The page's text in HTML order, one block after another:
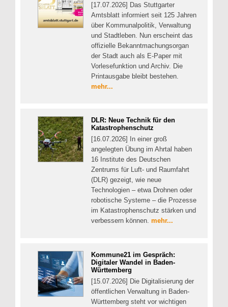
[17.07.2026] Das Stuttgarter
Amtsblatt informiert seit 125 Jahren
über Kommunalpolitik, Verwaltung
und Stadtleben. Nun erscheint das
offizielle Bekanntmachungsorgan
der Stadt auch als E-Paper mit
Vorlesefunktion und Archiv. Die
Printausgabe bleibt bestehen.
mehr...
DLR: Neue Technik für den
Katastrophenschutz
[16.07.2026] In einer groß
angelegten Übung im Ahrtal haben
16 Institute des Deutschen
Zentrums für Luft- und Raumfahrt
(DLR) gezeigt, wie neue
Technologien – etwa Drohnen oder
robotische Systeme – die Prozesse
im Katastrophenschutz stärken und
verbessern können. mehr...
Kommune21 im Gespräch:
Digitaler Wandel in Baden-
Württemberg
[15.07.2026] Die Digitalisierung der
öffentlichen Verwaltung in Baden-
Württemberg steht vor wichtigen